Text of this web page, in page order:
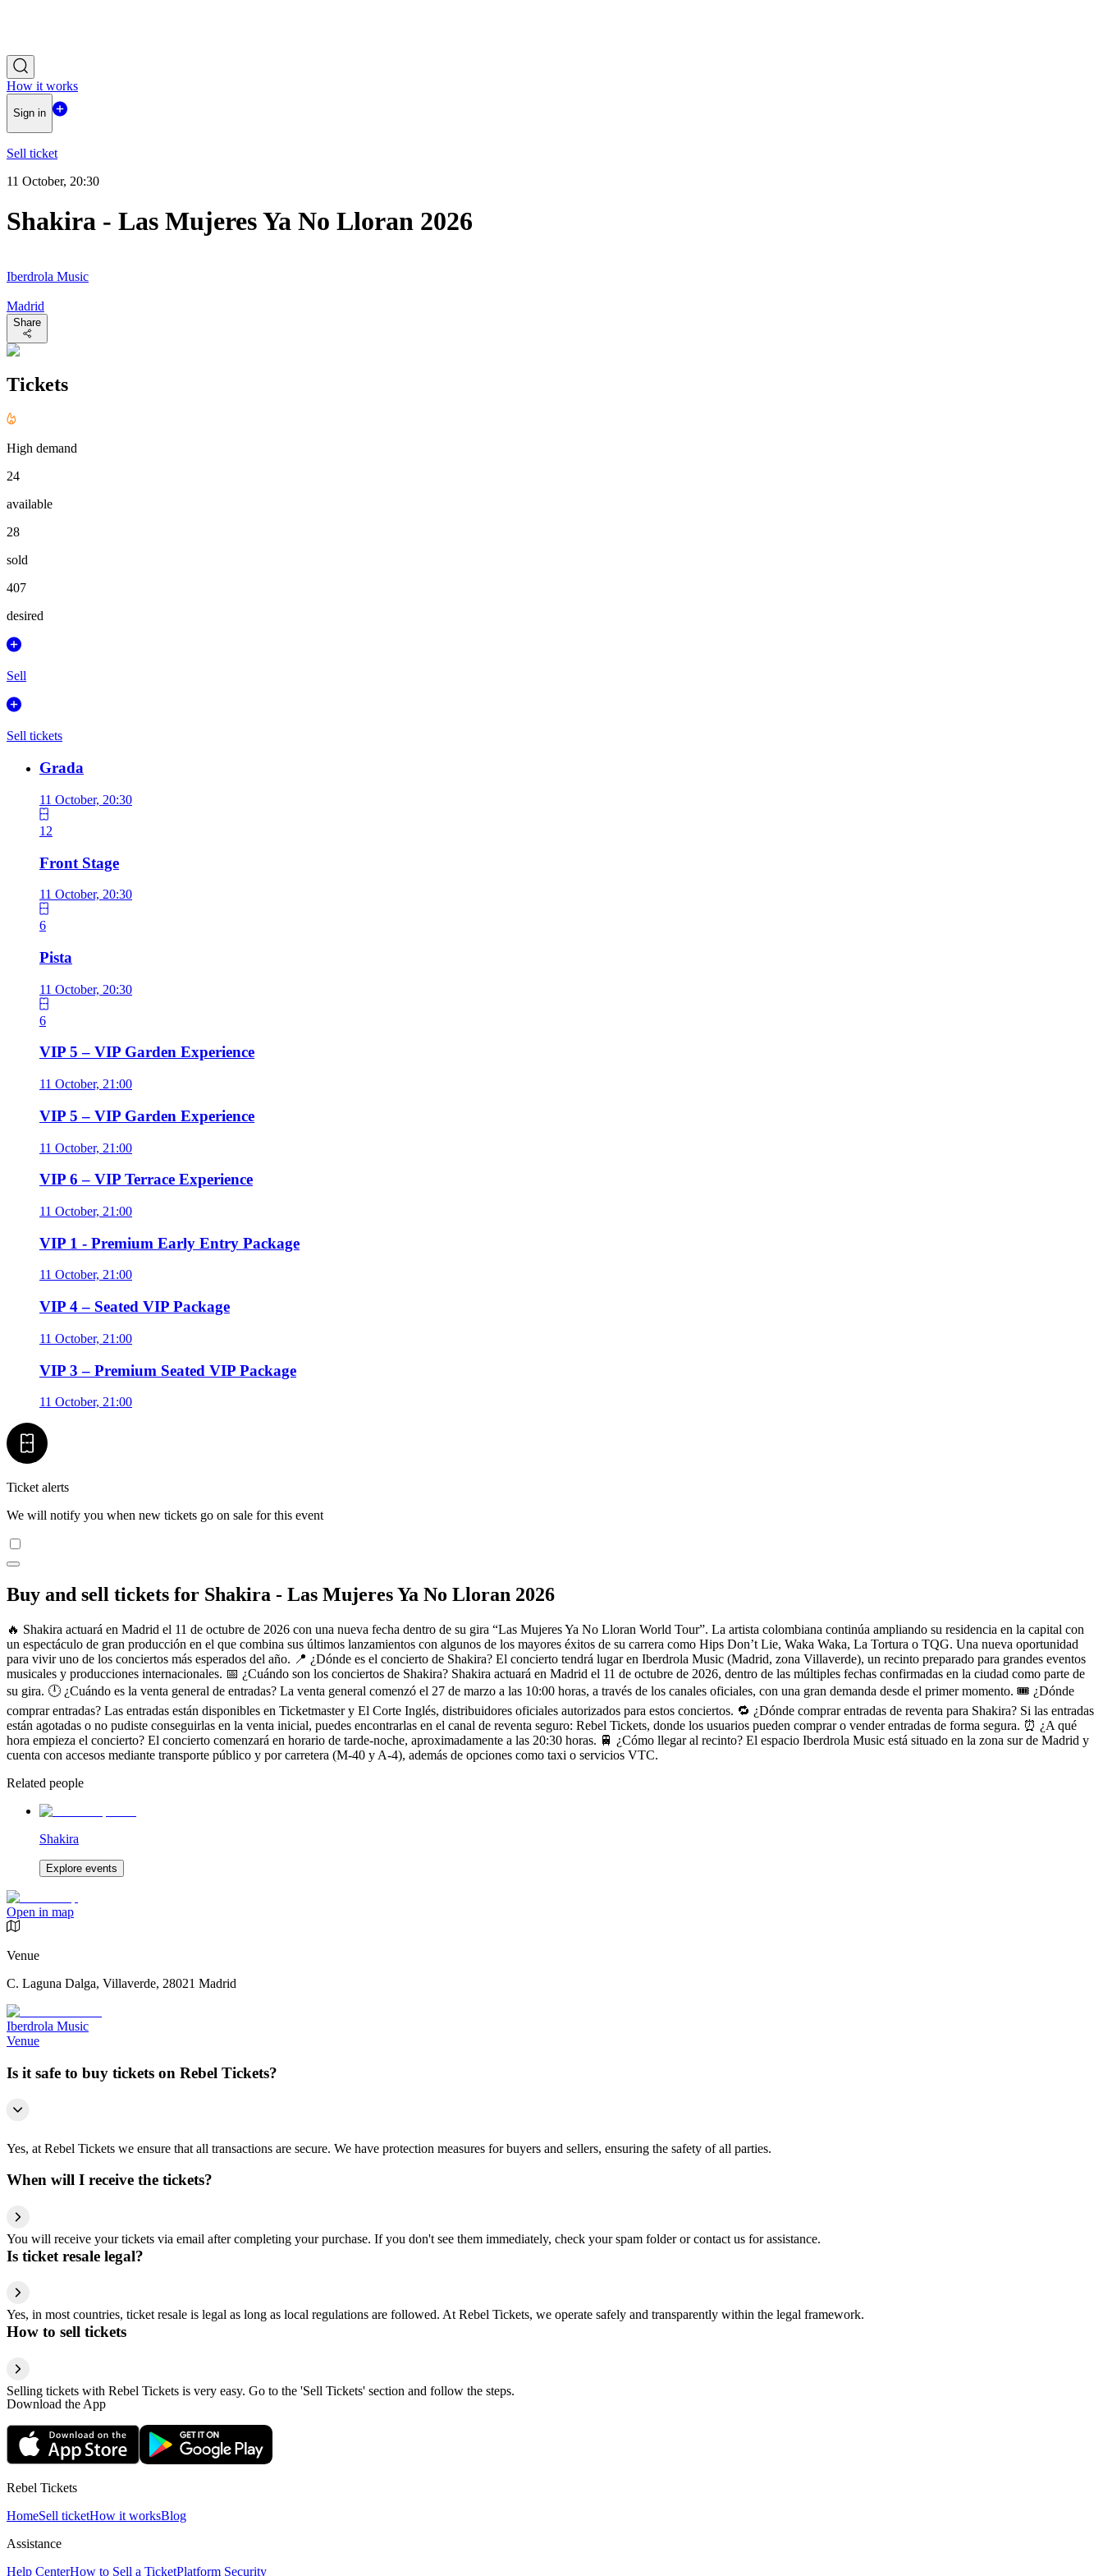
How it works
Sign in
Sell ticket
11 October, 20:30
Shakira - Las Mujeres Ya No Lloran 2026
Iberdrola Music
Madrid
Share
Tickets
High demand
24
available
28
sold
407
desired
Sell
Sell tickets
Grada
11 October, 20:30
12
Front Stage
11 October, 20:30
6
Pista
11 October, 20:30
6
VIP 5 – VIP Garden Experience
11 October, 21:00
VIP 5 – VIP Garden Experience
11 October, 21:00
VIP 6 – VIP Terrace Experience
11 October, 21:00
VIP 1 - Premium Early Entry Package
11 October, 21:00
VIP 4 – Seated VIP Package
11 October, 21:00
VIP 3 – Premium Seated VIP Package
11 October, 21:00
Ticket alerts
We will notify you when new tickets go on sale for this event
Buy and sell tickets for Shakira - Las Mujeres Ya No Lloran 2026
🔥 Shakira actuará en Madrid el 11 de octubre de 2026 con una nueva fecha dentro de su gira “Las Mujeres Ya No Lloran World Tour”. La artista colombiana continúa ampliando su residencia en la capital con
un espectáculo de gran producción en el que combina sus últimos lanzamientos con algunos de los mayores éxitos de su carrera como Hips Don’t Lie, Waka Waka, La Tortura o TQG. Una nueva oportunidad
para vivir uno de los conciertos más esperados del año. 📍 ¿Dónde es el concierto de Shakira? El concierto tendrá lugar en Iberdrola Music (Madrid, zona Villaverde), un recinto preparado para grandes eventos
musicales y producciones internacionales. 📅 ¿Cuándo son los conciertos de Shakira? Shakira actuará en Madrid el 11 de octubre de 2026, dentro de las múltiples fechas confirmadas en la ciudad como parte de
su gira. 🕛 ¿Cuándo es la venta general de entradas? La venta general comenzó el 27 de marzo a las 10:00 horas, a través de los canales oficiales, con una gran demanda desde el primer momento. 🎟️ ¿Dónde
comprar entradas? Las entradas están disponibles en Ticketmaster y El Corte Inglés, distribuidores oficiales autorizados para estos conciertos. 🔁 ¿Dónde comprar entradas de reventa para Shakira? Si las entradas
están agotadas o no pudiste conseguirlas en la venta inicial, puedes encontrarlas en el canal de reventa seguro: Rebel Tickets, donde los usuarios pueden comprar o vender entradas de forma segura. ⏰ ¿A qué
hora empieza el concierto? El concierto comenzará en horario de tarde-noche, aproximadamente a las 20:30 horas. 🚆 ¿Cómo llegar al recinto? El espacio Iberdrola Music está situado en la zona sur de Madrid y
cuenta con accesos mediante transporte público y por carretera (M-40 y A-4), además de opciones como taxi o servicios VTC.
Related people
Shakira
Explore events
Open in map
Venue
C. Laguna Dalga, Villaverde, 28021 Madrid
Iberdrola Music
Venue
Is it safe to buy tickets on Rebel Tickets?
Yes, at Rebel Tickets we ensure that all transactions are secure. We have protection measures for buyers and sellers, ensuring the safety of all parties.
When will I receive the tickets?
You will receive your tickets via email after completing your purchase. If you don't see them immediately, check your spam folder or contact us for assistance.
Is ticket resale legal?
Yes, in most countries, ticket resale is legal as long as local regulations are followed. At Rebel Tickets, we operate safely and transparently within the legal framework.
How to sell tickets
Selling tickets with Rebel Tickets is very easy. Go to the 'Sell Tickets' section and follow the steps.
Download the App
Rebel Tickets
HomeSell ticketHow it worksBlog
Assistance
Help CenterHow to Sell a TicketPlatform Security